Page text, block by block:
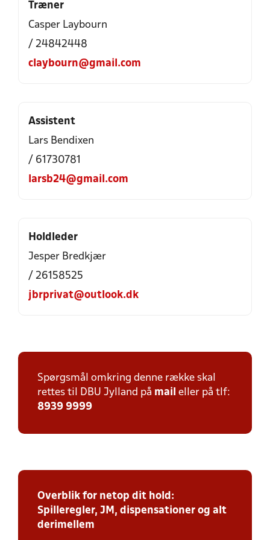
Træner
Casper Laybourn
/ 24842448
claybourn@gmail.com
Assistent
Lars Bendixen
/ 61730781
larsb24@gmail.com
Holdleder
Jesper Bredkjær
/ 26158525
jbrprivat@outlook.dk
Spørgsmål omkring denne række skal
rettes til DBU Jylland på mail eller på tlf:
8939 9999
Overblik for netop dit hold:
Spilleregler, JM, dispensationer og alt
derimellem